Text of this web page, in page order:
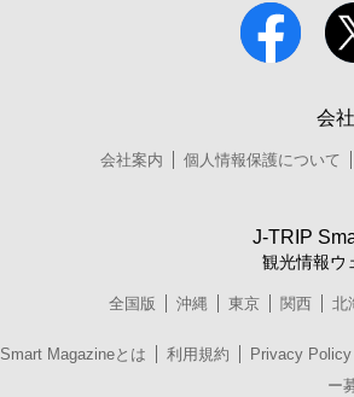
会
会社案内 個人情報保護について
J-TRIP
観光情報ウ
全国版 沖縄 東京 関西 北
Smart Magazineとは 利用規約 Privacy Policy
ー